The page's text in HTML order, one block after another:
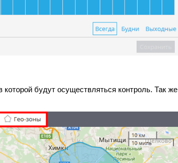
будут осуществляться контроль. Так же